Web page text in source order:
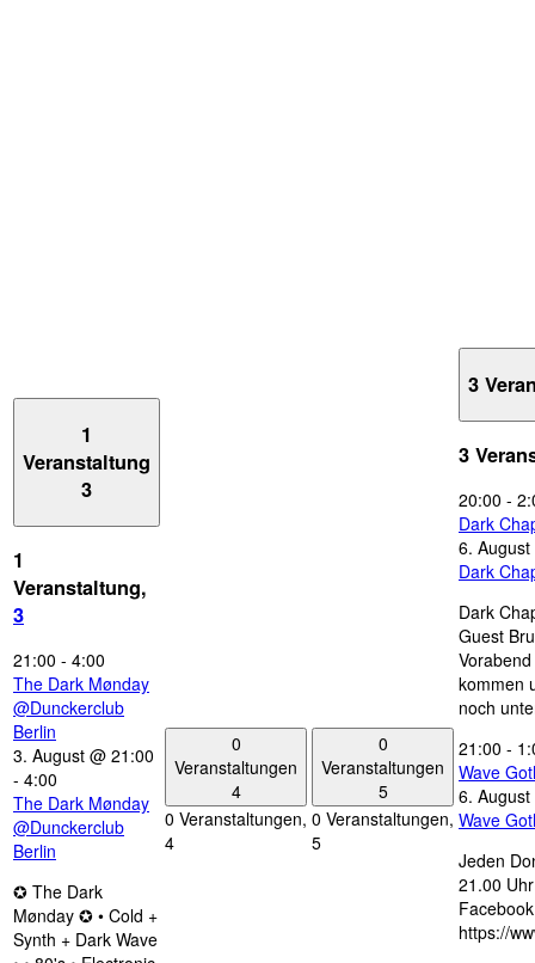
1
Veranstaltung
3
1
Veranstaltung,
3
21:00 - 4:00
The Dark Mønday
@Dunckerclub
Berlin
3. August @ 21:00
- 4:00
The Dark Mønday
@Dunckerclub
Berlin
✪ The Dark
Mønday ✪ • Cold +
Synth + Dark Wave
0
Veranstaltungen
4
0 Veranstaltungen,
4
0
Veranstaltungen
5
0 Veranstaltungen,
5
3
3
20:00 -
Dark
6.
Dark
Dark
Guest
kommen
noch
21:00 -
Wave
6.
Wave
Jeden
21.00
https://